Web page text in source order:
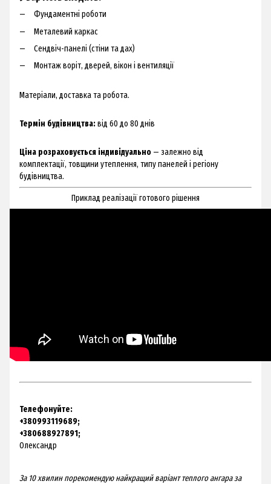
Фундаментні роботи
Металевий каркас
Сендвіч-панелі (стіни та дах)
Монтаж воріт, дверей, вікон і вентиляції
Матеріали, доставка та робота.
Термін будівництва:від 60 до 80 днів
Ціна розраховується індивідуально — залежно від
комплектації, товщини утеплення, типу панелей і регіону
будівництва.
Приклад реалізації готового рішення
Телефонуйте:
+380993119689;
+380688927891;
Олександр
За 10 хвилин порекомендую найкращий варіант теплого ангара за